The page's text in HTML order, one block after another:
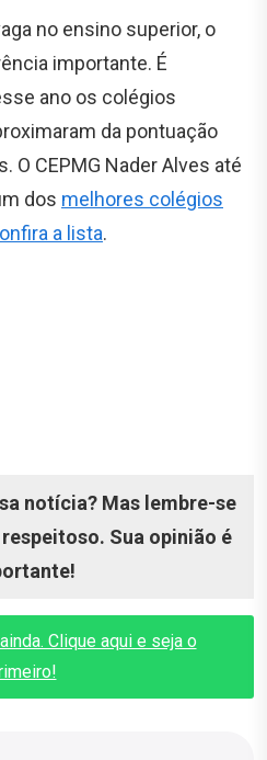
no ensino superior, o
importante. É
ano os colégios
da pontuação
O CEPMG Nader Alves até
dos melhores colégios
a lista.
notícia? Mas lembre-se
Sua opinião é
Clique aqui e seja o